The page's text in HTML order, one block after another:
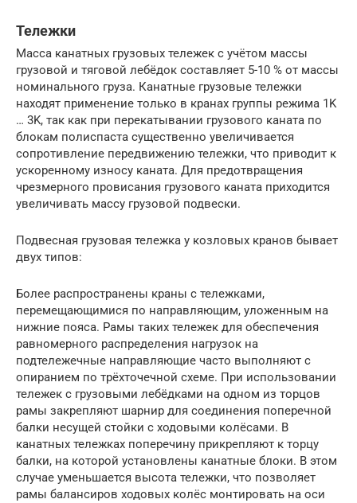
Тележки
Масса канатных грузовых тележек с учётом массы
грузовой и тяговой лебёдок составляет 5-10 % от массы
номинального груза. Канатные грузовые тележки
находят применение только в кранах группы режима 1K
… 3K, так как при перекатывании грузового каната по
блокам полиспаста существенно увеличивается
сопротивление передвижению тележки, что приводит к
ускоренному износу каната. Для предотвращения
чрезмерного провисания грузового каната приходится
увеличивать массу грузовой подвески.
Подвесная грузовая тележка у козловых кранов бывает
двух типов:
Более распространены краны с тележками,
перемещающимися по направляющим, уложенным на
нижние пояса. Рамы таких тележек для обеспечения
равномерного распределения нагрузок на
подтележечные направляющие часто выполняют с
опиранием по трёхточечной схеме. При использовании
тележек с грузовыми лебёдками на одном из торцов
рамы закрепляют шарнир для соединения поперечной
балки несущей стойки с ходовыми колёсами. В
канатных тележках поперечину прикрепляют к торцу
балки, на которой установлены канатные блоки. В этом
случае уменьшается высота тележки, что позволяет
рамы балансиров ходовых колёс монтировать на оси